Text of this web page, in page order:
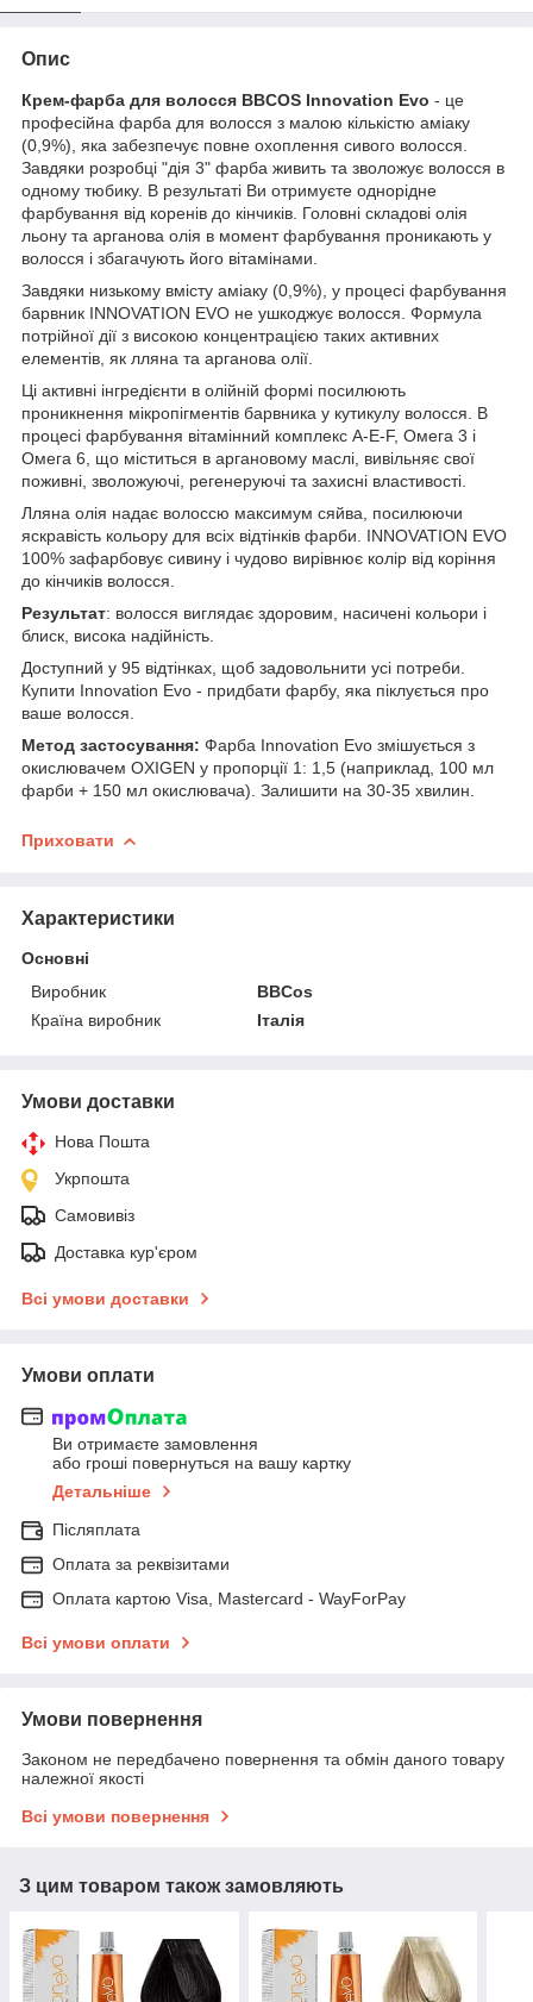
Опис
Крем-фарба для волосся BBCOS Innovation Evo - це
професійна фарба для волосся з малою кількістю аміаку
(0,9%), яка забезпечує повне охоплення сивого волосся.
Завдяки розробці "дія 3" фарба живить та зволожує волосся в
одному тюбику. В результаті Ви отримуєте однорідне
фарбування від коренів до кінчиків. Головні складові олія
льону та арганова олія в момент фарбування проникають у
волосся і збагачують його вітамінами.
Завдяки низькому вмісту аміаку (0,9%), у процесі фарбування
барвник INNOVATION EVO не ушкоджує волосся. Формула
потрійної дії з високою концентрацією таких активних
елементів, як лляна та арганова олії.
Ці активні інгредієнти в олійній формі посилюють
проникнення мікропігментів барвника у кутикулу волосся. В
процесі фарбування вітамінний комплекс А-Е-F, Омега 3 і
Омега 6, що міститься в аргановому маслі, вивільняє свої
поживні, зволожуючі, регенеруючі та захисні властивості.
Лляна олія надає волоссю максимум сяйва, посилюючи
яскравість кольору для всіх відтінків фарби. INNOVATION EVO
100% зафарбовує сивину і чудово вирівнює колір від коріння
до кінчиків волосся.
Результат: волосся виглядає здоровим, насичені кольори і
блиск, висока надійність.
Доступний у 95 відтінках, щоб задовольнити усі потреби.
Купити Innovation Evo - придбати фарбу, яка піклується про
ваше волосся.
Метод застосування: Фарба Innovation Evo змішується з
окислювачем OXIGEN у пропорції 1: 1,5 (наприклад, 100 мл
фарби + 150 мл окислювача). Залишити на 30-35 хвилин.
Приховати
Характеристики
Основні
Виробник
BBCos
Країна виробник
Італія
Умови доставки
Нова Пошта
Укрпошта
Самовивіз
Доставка кур'єром
Всі умови доставки
Умови оплати
Ви отримаєте замовлення
або гроші повернуться на вашу картку
Детальніше
Післяплата
Оплата за реквізитами
Оплата картою Visa, Mastercard - WayForPay
Всі умови оплати
Умови повернення
Законом не передбачено повернення та обмін даного товару
належної якості
Всі умови повернення
З цим товаром також замовляють